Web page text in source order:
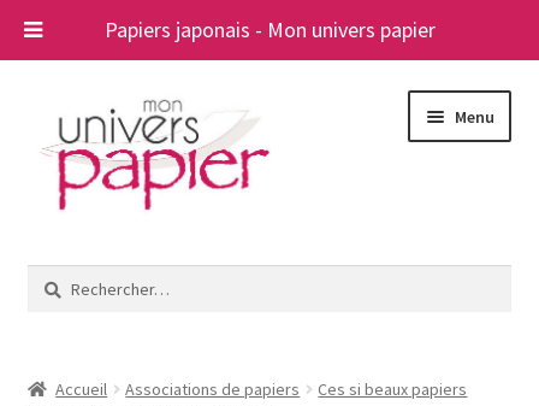
Papiers japonais - Mon univers papier
navigation
contenu
Menu
le
A propos
Rechercher :
Accueil Associations de papiers
Ces si beaux papiers